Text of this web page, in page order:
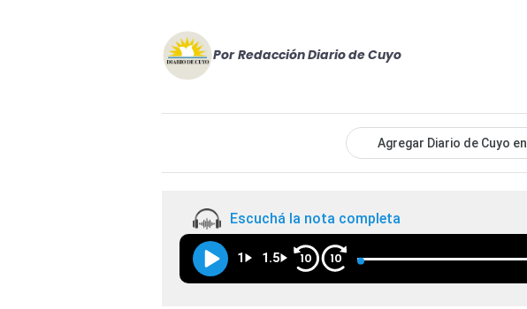
Por Redacción Diario de Cuyo
Agregar Diario de Cuyo en
Escuchá la nota completa
1 1.5 10 10